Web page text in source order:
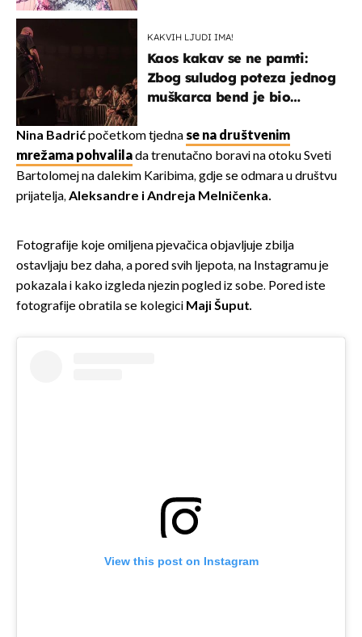
KAKVIH LJUDI IMA!
Kaos kakav se ne pamti:
Zbog suludog poteza jednog
muškarca bend je bio
Nina Badrićpočetkom tjednase na društvenim
mrežama pohvalilada trenutačno boravi na otoku Sveti
Bartolomej na dalekim Karibima, gdje se odmara u društvu
prijatelja,Aleksandre i Andreja Melničenka.
Fotografije koje omiljena pjevačica objavljuje zbilja
ostavljaju bez daha, a pored svih ljepota, na Instagramu je
pokazala i kako izgleda njezin pogled iz sobe. Pored iste
fotografije obratila se kolegici Maji Šuput.
View this post on Instagram